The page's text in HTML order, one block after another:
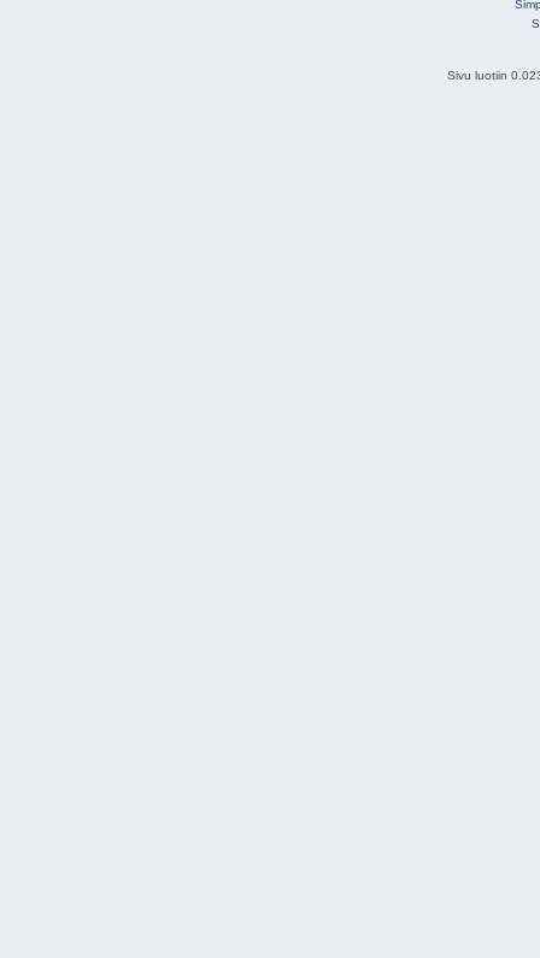
Sivu luotiin